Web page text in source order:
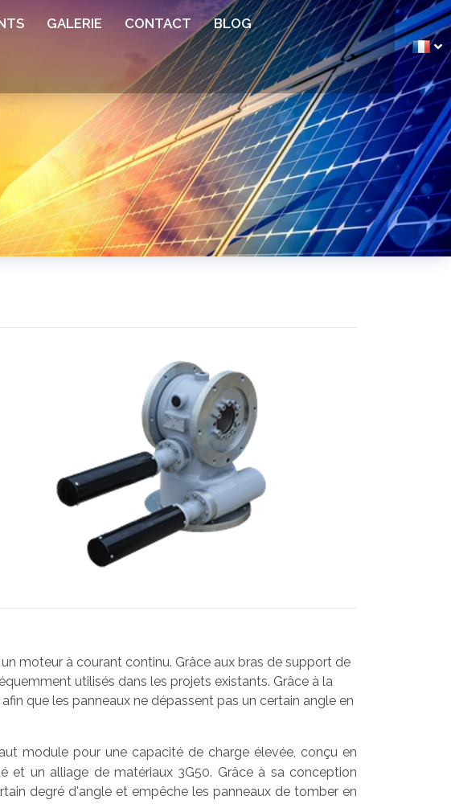
GALERIE CONTACT BLOG
moteur à courant continu. Grâce aux bras de support de
utilisés dans les projets existants. Grâce à la
que les panneaux ne dépassent pas un certain angle en
module pour une capacité de charge élevée, conçu en
et un alliage de matériaux 3G50. Grâce à sa conception
degré d'angle et empêche les panneaux de tomber en